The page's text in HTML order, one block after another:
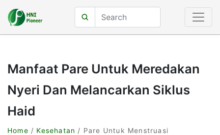
Manfaat Pare Untuk Meredakan
Nyeri Dan Melancarkan Siklus
Haid
Home / Kesehatan / Pare Untuk Menstruasi